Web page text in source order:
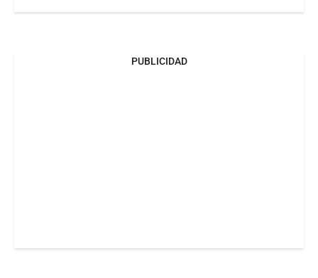
PUBLICIDAD